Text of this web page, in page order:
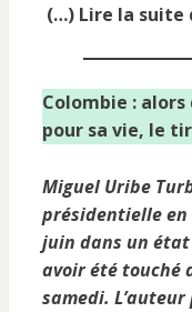
(…) Lire la suite
Colombie :
pour sa vie, le
Miguel Uribe
présidentielle en
juin dans un
avoir été touché
samedi.